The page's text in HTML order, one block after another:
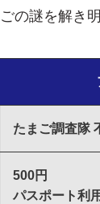
の謎を解き
たまご調査隊
500円
パスポート利